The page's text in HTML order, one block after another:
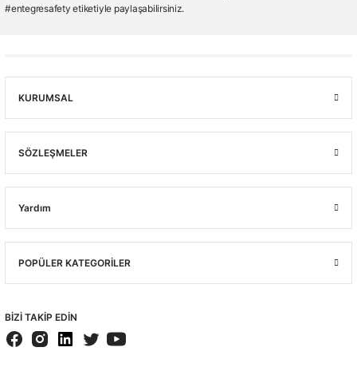
#entegresafety etiketiyle paylaşabilirsiniz.
KURUMSAL
SÖZLEŞMELER
Yardım
POPÜLER KATEGORİLER
BİZİ TAKİP EDİN